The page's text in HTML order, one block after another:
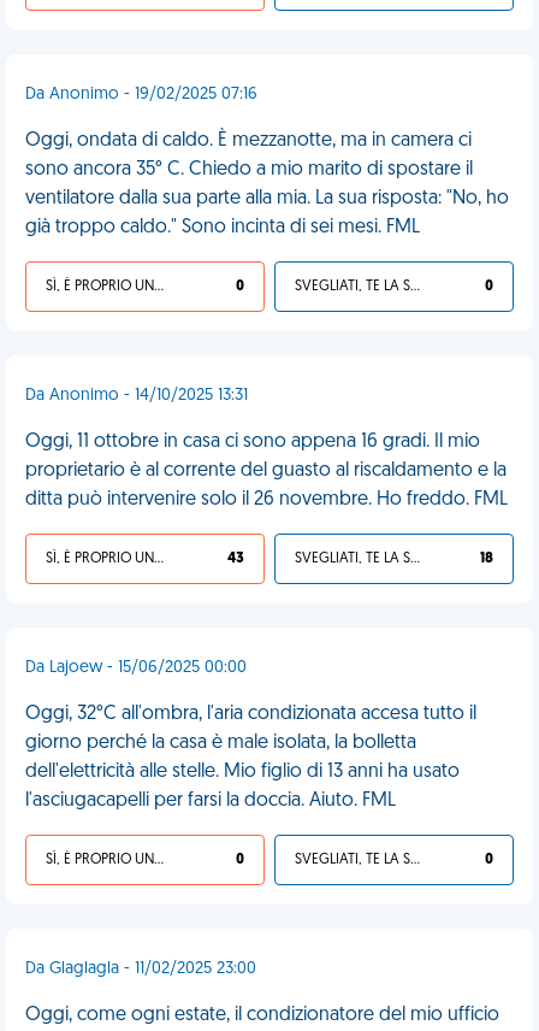
Da Anonimo - 19/02/2025 07:16
Oggi, ondata di caldo. È mezzanotte, ma in camera ci
sono ancora 35° C. Chiedo a mio marito di spostare il
ventilatore dalla sua parte alla mia. La sua risposta: "No, ho
già troppo caldo." Sono incinta di sei mesi. FML
SÌ, È PROPRIO UNA VDM! 0 SVEGLIATI, TE LA SEI CERCATA! 0
Da Anonimo - 14/10/2025 13:31
Oggi, 11 ottobre in casa ci sono appena 16 gradi. Il mio
proprietario è al corrente del guasto al riscaldamento e la
ditta può intervenire solo il 26 novembre. Ho freddo. FML
SÌ, È PROPRIO UNA VDM! 43 SVEGLIATI, TE LA SEI CERCATA! 18
Da Lajoew - 15/06/2025 00:00
Oggi, 32°C all'ombra, l'aria condizionata accesa tutto il
giorno perché la casa è male isolata, la bolletta
dell'elettricità alle stelle. Mio figlio di 13 anni ha usato
l'asciugacapelli per farsi la doccia. Aiuto. FML
SÌ, È PROPRIO UNA VDM! 0 SVEGLIATI, TE LA SEI CERCATA! 0
Da Glaglagla - 11/02/2025 23:00
Oggi, come ogni estate, il condizionatore del mio ufficio